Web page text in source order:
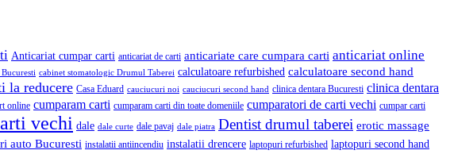
Anticariat cumpar carti anticariat de carti anticariate care cumpara carti anticariat online
cabinet stomatologic Drumul Taberei calculatoare refurbished calculatoare second hand
la reducere Casa Eduard cauciucuri noi cauciucuri second hand clinica dentara Bucuresti clinica dentara
online cumparam carti cumparam carti din toate domeniile cumparatori de carti vechi cumpar carti
vechi dale dale curte dale pavaj dale piatra Dentist drumul taberei erotic massage
auto Bucuresti instalatii antiincendiu instalatii drencere laptopuri refurbished laptopuri second hand